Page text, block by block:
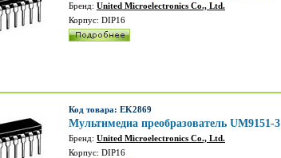
Бренд: United Microelectronics Co., Ltd.
Корпус: DIP16
Код товара: EK2869
Мультимедиа преобразователь UM9151-3
Бренд: United Microelectronics Co., Ltd.
Корпус: DIP16